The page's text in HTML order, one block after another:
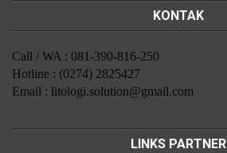
KONTAK
Call / WA : 081-390-816-250
Hotline : (0274) 2825427
Email : litologi.solution@gmail.com
LINKS PARTNER